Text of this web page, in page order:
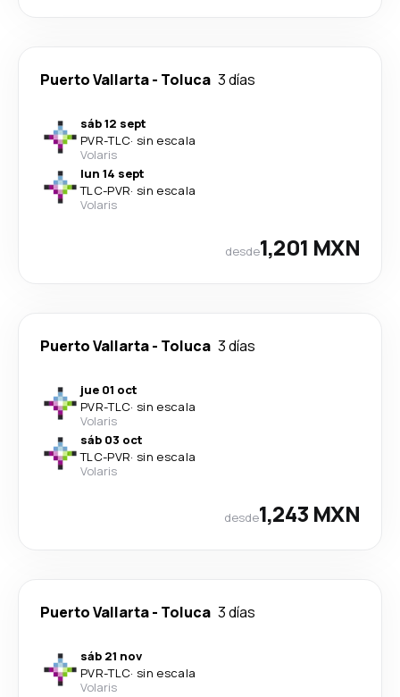
Puerto Vallarta- Toluca 3 días
sáb 12 sept
PVR-TLC· sin escala
Volaris
lun 14 sept
TLC-PVR· sin escala
Volaris
desde1,201 MXN
Puerto Vallarta- Toluca 3 días
jue 01 oct
PVR-TLC· sin escala
Volaris
sáb 03 oct
TLC-PVR· sin escala
Volaris
desde1,243 MXN
Puerto Vallarta- Toluca 3 días
sáb 21 nov
PVR-TLC· sin escala
Volaris